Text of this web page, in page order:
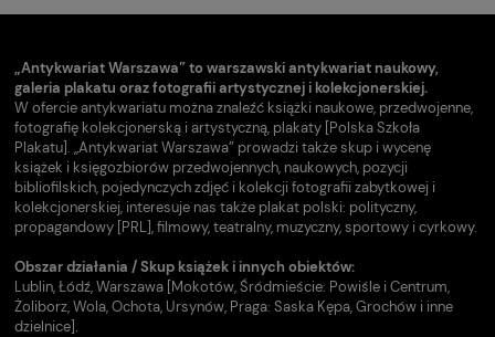
„Antykwariat Warszawa” to warszawski antykwariat naukowy,
galeria plakatu oraz fotografii artystycznej i kolekcjonerskiej.
W ofercie antykwariatu można znaleźć książki naukowe, przedwojenne,
fotografię kolekcjonerską i artystyczną, plakaty [Polska Szkoła
Plakatu]. „Antykwariat Warszawa” prowadzi także skup i wycenę
książek i księgozbiorów przedwojennych, naukowych, pozycji
bibliofilskich, pojedynczych zdjęć i kolekcji fotografii zabytkowej i
kolekcjonerskiej, interesuje nas także plakat polski: polityczny,
propagandowy [PRL], filmowy, teatralny, muzyczny, sportowy i cyrkowy.
Obszar działania / Skup książek i innych obiektów:
Lublin, Łódź, Warszawa [Mokotów, Śródmieście: Powiśle i Centrum,
Żoliborz, Wola, Ochota, Ursynów, Praga: Saska Kępa, Grochów i inne
dzielnice].